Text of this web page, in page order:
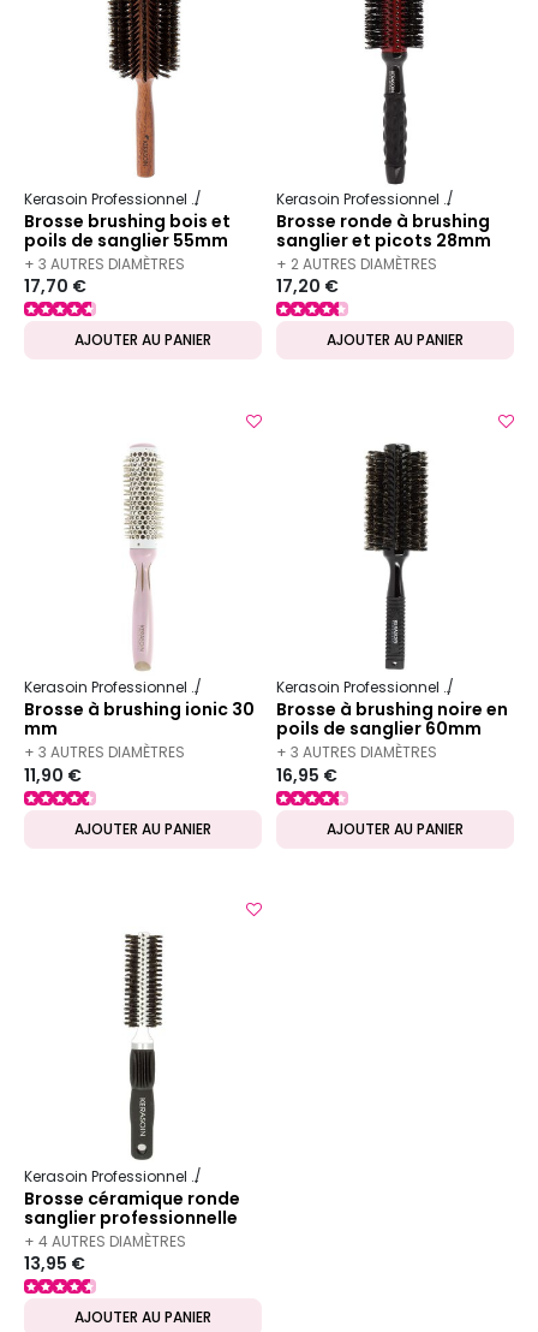
Kerasoin Professionnel Matériel Coiffure Brosse à brushing
Brosse brushing bois et
poils de sanglier 55mm
+ 3 AUTRES DIAMÈTRES
DISPONIBLES
17,70 €
AJOUTER AU PANIER
Kerasoin Professionnel
Brosse ronde à brushing
sanglier et picots 28mm
+ 2 AUTRES DIAMÈTRES
DISPONIBLES
17,20 €
AJOUTER AU PANIER
Kerasoin Professionnel Matériel Coiffure Brosse à brushing
Brosse à brushing ionic 30
mm
+ 3 AUTRES DIAMÈTRES
DISPONIBLES
11,90 €
AJOUTER AU PANIER
Kerasoin Professionnel
Brosse à brushing noire en
poils de sanglier 60mm
+ 3 AUTRES DIAMÈTRES
DISPONIBLES
16,95 €
AJOUTER AU PANIER
Kerasoin Professionnel
Brosse céramique ronde
sanglier professionnelle
12mm
+ 4 AUTRES DIAMÈTRES
DISPONIBLES
13,95 €
AJOUTER AU PANIER